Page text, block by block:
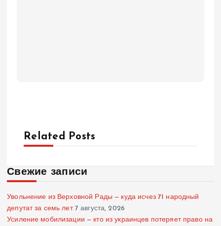
Related Posts
Свежие записи
Увольнение из Верховной Рады — куда исчез 71 народный
депутат за семь лет 7 августа, 2026
Усиление мобилизации — кто из украинцев потеряет право на